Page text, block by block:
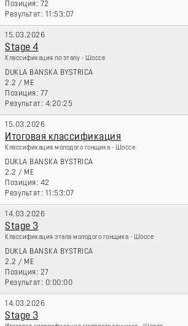
72
11:53:07
15.03.2026
Stage 4
Классификация по этапу - Шоссе
DUKLA BANSKA BYSTRICA
2.2 / ME
77
4:20:25
15.03.2026
Итоговая классификация
Классификация молодого гонщика - Шоссе
DUKLA BANSKA BYSTRICA
2.2 / ME
42
11:53:07
14.03.2026
Stage 3
Классификация этапа молодого гонщика - Шоссе
DUKLA BANSKA BYSTRICA
2.2 / ME
27
0:00:00
14.03.2026
Stage 3